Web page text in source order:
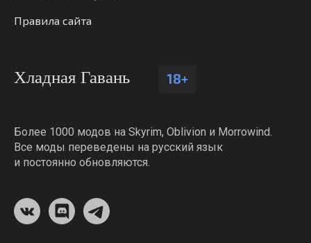
Правила сайта
Хладная Гавань 18+
Более 1000 модов на Skyrim, Oblivion и Morrowind.
Все моды переведены на русский язык
и постоянно обновляются.